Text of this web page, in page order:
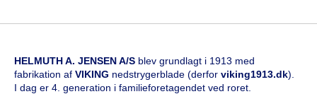
HELMUTH A. JENSEN A/S blev grundlagt i 1913 med
fabrikation af VIKING nedstrygerblade (derfor viking1913.dk).
I dag er 4. generation i familieforetagendet ved roret.